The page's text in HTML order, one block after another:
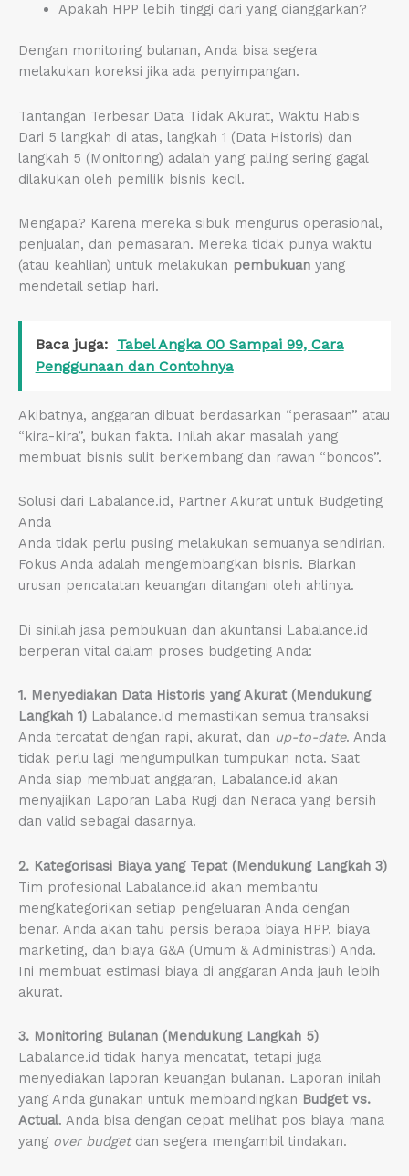
Apakah HPP lebih tinggi dari yang dianggarkan?
Dengan monitoring bulanan, Anda bisa segera
melakukan koreksi jika ada penyimpangan.
Tantangan Terbesar Data Tidak Akurat, Waktu Habis
Dari 5 langkah di atas, langkah 1 (Data Historis) dan
langkah 5 (Monitoring) adalah yang paling sering gagal
dilakukan oleh pemilik bisnis kecil.
Mengapa? Karena mereka sibuk mengurus operasional,
penjualan, dan pemasaran. Mereka tidak punya waktu
(atau keahlian) untuk melakukan pembukuan yang
mendetail setiap hari.
Baca juga:
Tabel Angka 00 Sampai 99, Cara
Penggunaan dan Contohnya
Akibatnya, anggaran dibuat berdasarkan “perasaan” atau
“kira-kira”, bukan fakta. Inilah akar masalah yang
membuat bisnis sulit berkembang dan rawan “boncos”.
Solusi dari Labalance.id, Partner Akurat untuk Budgeting
Anda
Anda tidak perlu pusing melakukan semuanya sendirian.
Fokus Anda adalah mengembangkan bisnis. Biarkan
urusan pencatatan keuangan ditangani oleh ahlinya.
Di sinilah jasa pembukuan dan akuntansi Labalance.id
berperan vital dalam proses budgeting Anda:
1. Menyediakan Data Historis yang Akurat (Mendukung
Langkah 1) Labalance.id memastikan semua transaksi
Anda tercatat dengan rapi, akurat, dan up-to-date. Anda
tidak perlu lagi mengumpulkan tumpukan nota. Saat
Anda siap membuat anggaran, Labalance.id akan
menyajikan Laporan Laba Rugi dan Neraca yang bersih
dan valid sebagai dasarnya.
2. Kategorisasi Biaya yang Tepat (Mendukung Langkah 3)
Tim profesional Labalance.id akan membantu
mengkategorikan setiap pengeluaran Anda dengan
benar. Anda akan tahu persis berapa biaya HPP, biaya
marketing, dan biaya G&A (Umum & Administrasi) Anda.
Ini membuat estimasi biaya di anggaran Anda jauh lebih
akurat.
3. Monitoring Bulanan (Mendukung Langkah 5)
Labalance.id tidak hanya mencatat, tetapi juga
menyediakan laporan keuangan bulanan. Laporan inilah
yang Anda gunakan untuk membandingkan Budget vs.
Actual. Anda bisa dengan cepat melihat pos biaya mana
yang over budgetdan segera mengambil tindakan.